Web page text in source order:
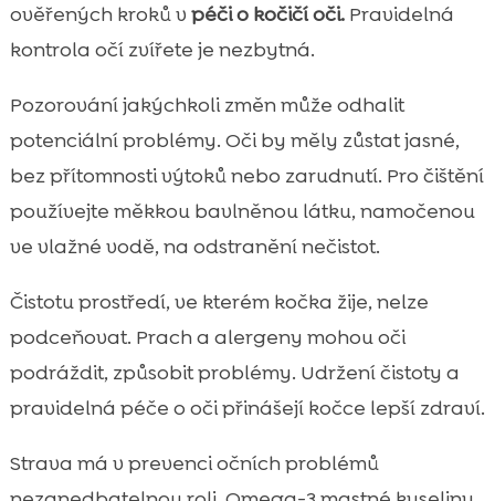
ověřených kroků v péči o kočičí oči.Pravidelná
kontrola očí zvířete je nezbytná.
Pozorování jakýchkoli změn může odhalit
potenciální problémy. Oči by měly zůstat jasné,
bez přítomnosti výtoků nebo zarudnutí. Pro čištění
používejte měkkou bavlněnou látku, namočenou
ve vlažné vodě, na odstranění nečistot.
Čistotu prostředí, ve kterém kočka žije, nelze
podceňovat. Prach a alergeny mohou oči
podráždit, způsobit problémy. Udržení čistoty a
pravidelná péče o oči přinášejí kočce lepší zdraví.
Strava má v prevenci očních problémů